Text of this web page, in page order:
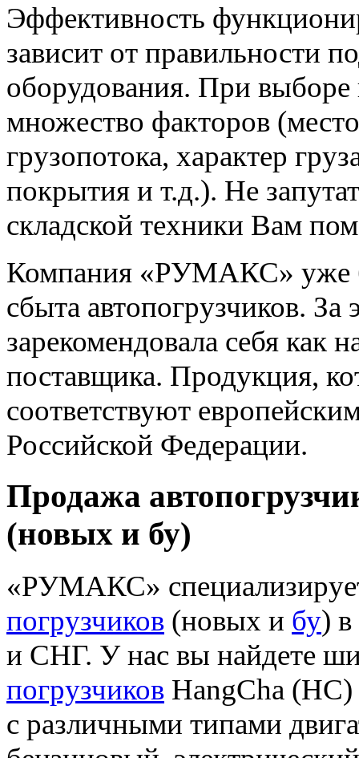
Эффективность
зависит от правильности
оборудования. При выборе
множество факторов
грузопотока, характер
покрытия и т.д.). Не
складской техники Вам
Компания «РУМАКС» уже
сбыта автопогрузчиков. За
зарекомендовала себя как
поставщика. Продукция,
соответствуют
Российской Федерации.
Продажа
(новых и бу)
«РУМАКС»
погрузчиков (новых и бу)
и СНГ. У нас вы найдете
погрузчиков HangCha
с различными типами